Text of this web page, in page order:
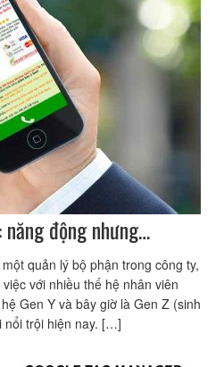
động nhưng…
quản lý bộ phận trong công ty,
với nhiều thế hệ nhân viên
Gen Y và bây giờ là Gen Z (sinh
nổi trội hiện nay. […]